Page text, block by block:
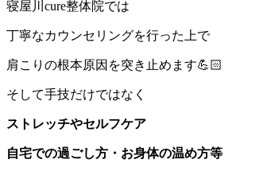
寝屋川cure整体院では
丁寧なカウンセリングを行った上で
肩こりの根本原因を突き止めます💪🏻
そして手技だけではなく
ストレッチやセルフケア
自宅での過ごし方・お身体の温め方等